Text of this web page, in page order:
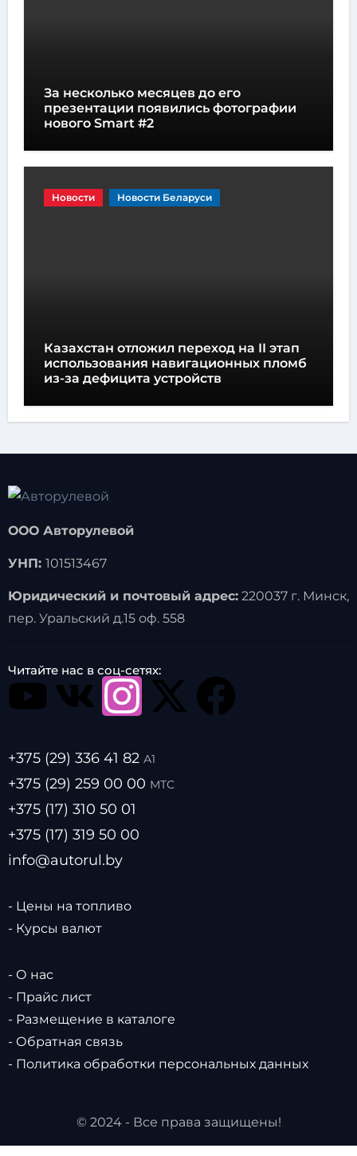
За несколько месяцев до его
презентации появились фотографии
нового Smart #2
Новости Новости Беларуси
Казахстан отложил переход на II этап
использования навигационных пломб
из-за дефицита устройств
ООО Авторулевой
УНП: 101513467
Юридический и почтовый адрес:220037 г. Минск,
пер. Уральский д.15 оф. 558
Читайте нас в соц-сетях:
+375 (29) 336 41 82 А1
+375 (29) 259 00 00 МТС
+375 (17) 310 50 01
+375 (17) 319 50 00
info@autorul.by
- Цены на топливо
- Курсы валют
- О нас
- Прайс лист
- Размещение в каталоге
- Обратная связь
- Политика обработки персональных данных
© 2024 - Все права защищены!